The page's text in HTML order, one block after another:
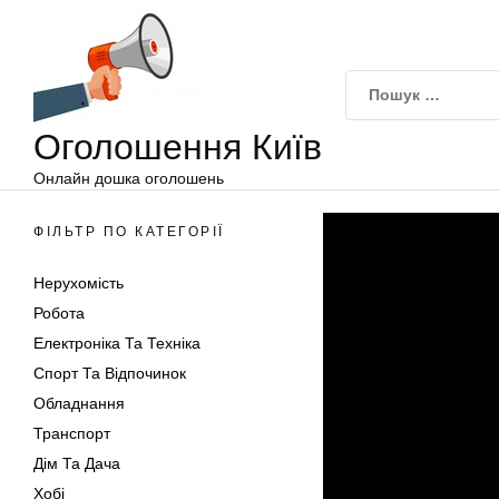
Оголошення Київ
Онлайн дошка оголошень
ФІЛЬТР ПО КАТЕГОРІЇ
Нерухомість
Робота
Електроніка Та Техніка
Спорт Та Відпочинок
Обладнання
Транспорт
Дім Та Дача
Хобі